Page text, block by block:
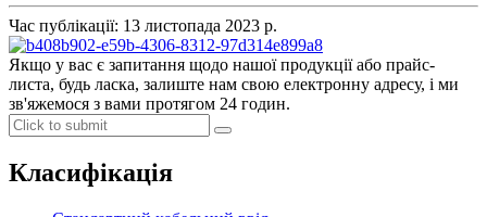
Час публікації: 13 листопада 2023 р.
Якщо у вас є запитання щодо нашої продукції або прайс-
листа, будь ласка, залиште нам свою електронну адресу, і ми
зв'яжемося з вами протягом 24 годин.
Класифікація